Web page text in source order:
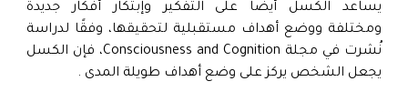
يساعد الكسل أيضاً على التفكير وإبتكار أفكار جديدة
ومختلفة ووضع أهداف مستقبلية لتحقيقها، وفقًا لدراسة
نُشرت في مجلة Consciousness and Cognition، فإن الكسل
يجعل الشخص يركز على وضع أهداف طويلة المدى .